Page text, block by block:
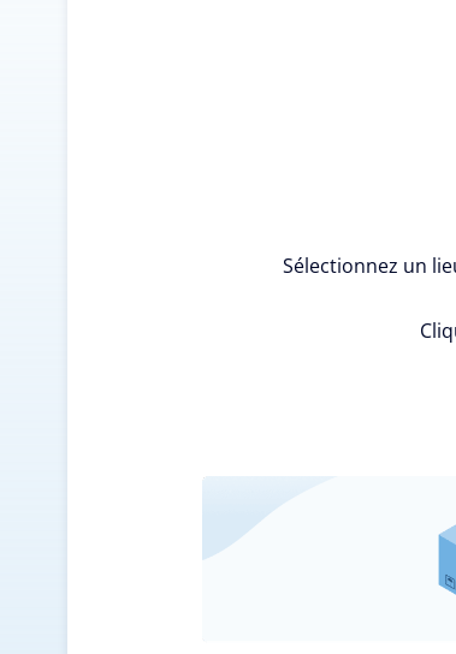
Sélectionnez un